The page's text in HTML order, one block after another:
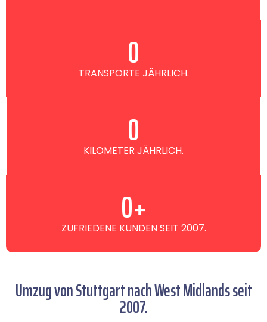
TRANSPORTE JÄHRLICH.
0
KILOMETER JÄHRLICH.
0
ZUFRIEDENE KUNDEN SEIT 2007.
0+
Umzug von Stuttgart nach West Midlands seit
2007.